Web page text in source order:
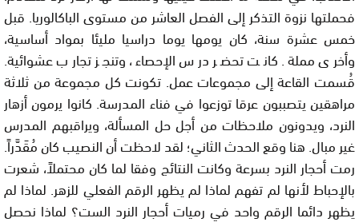
فحملتها نزوة التذكر إلى الفصل العاشر من مستوى الباكالوريا. قبل
خمس عشرة سنة، كان يومها يوما دراسيا مليئا بمواد أساسية،
وأخرى مملة. كانت تحضر درس الإحصاء، وتنجز تجارب عشوائية.
قُسمت القاعة إلى مجموعات عمل. تكونت كل مجموعة من ثلاثة
مراهقين يتصببون عرقا توزعوا في فناء المدرسة. كانوا يرمون أزهار
النرد، ويدونون ملاحظات من أجل حل المسألة، ويراقبهم المدرس
غير مبال. هنا وقع الحدث الثاني؛ لقد لاحظت أن النصيب كان مُقَدَّراً.
رمت أحجار النرد بسرعة وكانت النتائج وفقا لما كان محتملاً، شعرت
بالإحباط لأنها لم تفهم لماذا لم يظهر الرقم الفعلي للزهر. لماذا لم
يظهر دائما الرقم واحد في رميات أحجار النرد الست؟ لماذا نحصل